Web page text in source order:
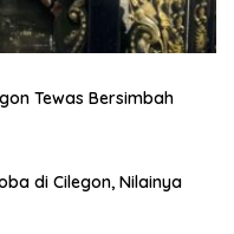
Tewas Bersimbah
di Cilegon, Nilainya